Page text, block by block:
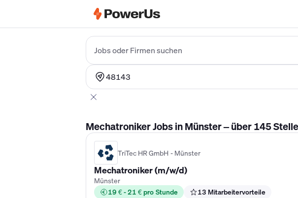
Jobs oder Firmen suchen
48143
Mechatroniker Jobs in Münster – über 145
TriTec HR GmbH - Münster
Mechatroniker (m/w/d)
Münster
19 € - 21 € pro Stunde
13 Mitarbeitervorteile